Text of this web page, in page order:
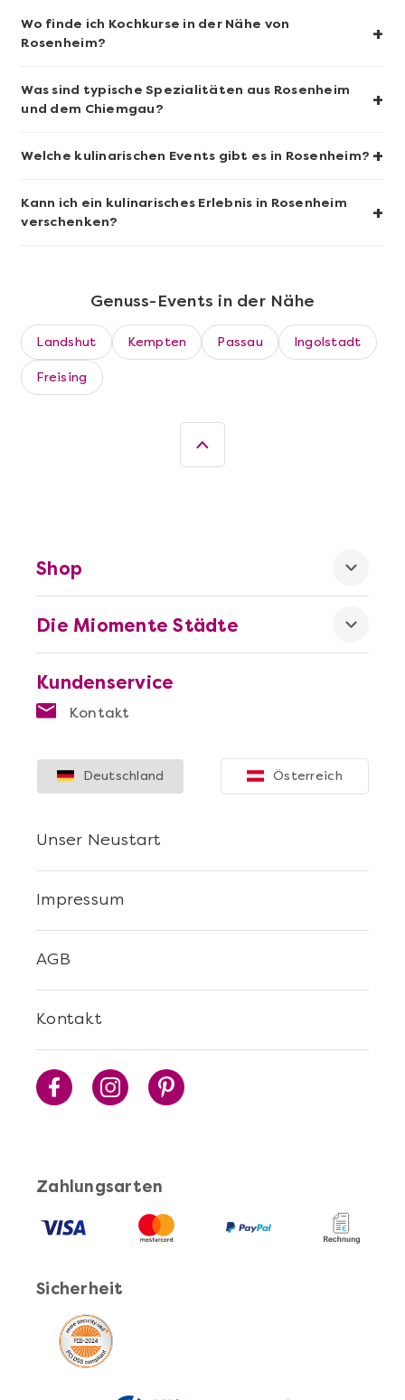
Mehr anzeigen
Wein- & Käse-Genuss@Home für 2
Die beste Pizza@Home
Sushi Selber Machen - DIY-Set
Cocktails Selber Machen - DIY-Set
Wo finde ich Kochkurse in der Nähe von
Rosenheim?
+
Was sind typische Spezialitäten aus Rosenheim
und dem Chiemgau?
+
Welche kulinarischen Events gibt es in Rosenheim? +
Kann ich ein kulinarisches Erlebnis in Rosenheim
verschenken?
+
Genuss-Events in der Nähe
Landshut Kempten Passau Ingolstadt
Freising
Kundenservice
Kontakt
Die Miomente Städte
Shop
Zahlungsarten
Sicherheit
Kontakt
AGB
Impressum
Unser Neustart
Deutschland Österreich